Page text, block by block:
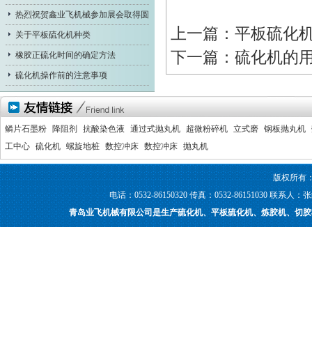
热烈祝贺鑫业飞机械参加展会取得圆
满成
关于平板硫化机种类
橡胶正硫化时间的确定方法
硫化机操作前的注意事项
上一篇： 平板硫化
下一篇： 硫化机的
鳞片石墨粉 降阻剂 抗酸染色液 通过式抛丸机 超微粉碎机 立式磨 钢板抛丸机
工中心 硫化机 螺旋地桩 数控冲床 数控冲床 抛丸机
版权所有
电话：0532-86150320 传真：0532-86151030 联系人
青岛业飞机械有限公司是生产硫化机、平板硫化机、炼胶机、切